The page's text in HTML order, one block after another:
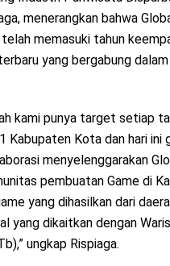
menerangkan bahwa
memasuki tahun
yang bergabung
kami punya target setiap
Kabupaten Kota dan hari ini
menyelenggarakan
pembuatan Game di
yang dihasilkan dari
yang dikaitkan dengan
ungkap Rispiaga.